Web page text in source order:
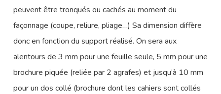
peuvent être tronqués ou cachés au moment du
façonnage (coupe, reliure, pliage…) Sa dimension diffère
donc en fonction du support réalisé. On sera aux
alentours de 3 mm pour une feuille seule, 5 mm pour une
brochure piquée (reliée par 2 agrafes) et jusqu’à 10 mm
pour un dos collé (brochure dont les cahiers sont collés